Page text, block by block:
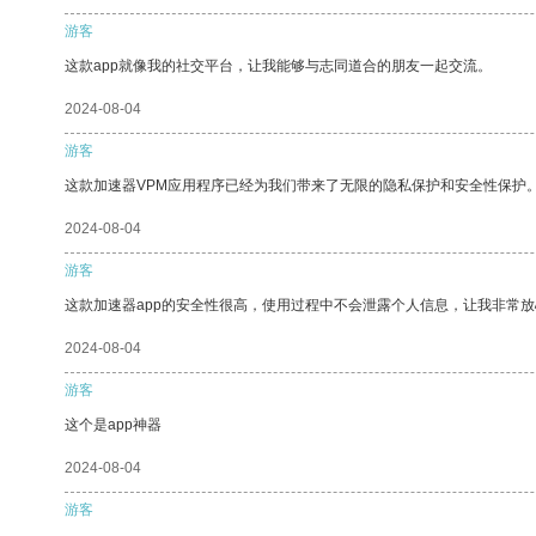
游客
这款app就像我的社交平台，让我能够与志同道合的朋友一起交流。
2024-08-04
游客
这款加速器VPM应用程序已经为我们带来了无限的隐私保护和安全性保护
2024-08-04
游客
这款加速器app的安全性很高，使用过程中不会泄露个人信息，让我非常
2024-08-04
游客
这个是app神器
2024-08-04
游客